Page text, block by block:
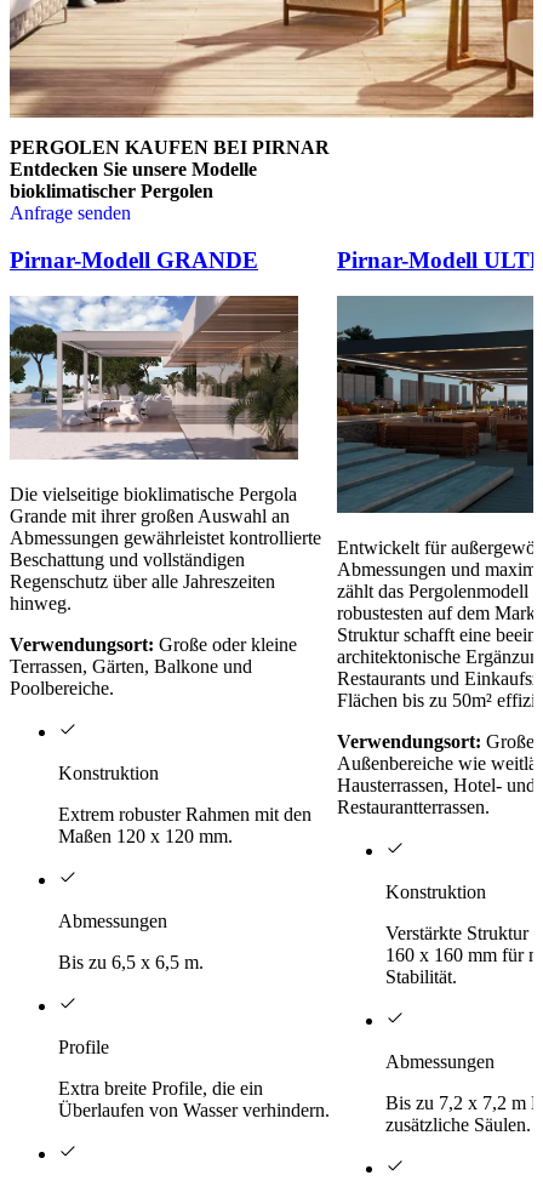
PERGOLEN KAUFEN BEI PIRNAR
Entdecken Sie unsere Modelle
bioklimatischer Pergolen
Anfrage senden
Pirnar-Modell GRANDE
Die vielseitige bioklimatische Pergola
Grande mit ihrer großen Auswahl an
Abmessungen gewährleistet kontrollierte
Beschattung und vollständigen
Regenschutz über alle Jahreszeiten
hinweg.
Verwendungsort: Große oder kleine
Terrassen, Gärten, Balkone und
Poolbereiche.
Konstruktion
Extrem robuster Rahmen mit den
Maßen 120 x 120 mm.
Abmessungen
Bis zu 6,5 x 6,5 m.
Profile
Extra breite Profile, die ein
Überlaufen von Wasser verhindern.
Pirnar-Modell
Entwickelt für
Abmessungen und
zählt das Pergolenmodell
robustesten auf dem
Struktur schafft eine
architektonische
Restaurants und
Flächen bis zu 50m²
Verwendungsort: Große
Außenbereiche wie
Hausterrassen, Hotel- und
Restaurantterrassen.
Konstruktion
Verstärkte Struktur
160 x 160 mm für
Stabilität.
Abmessungen
Bis zu 7,2 x 7,2 m
zusätzliche Säulen.